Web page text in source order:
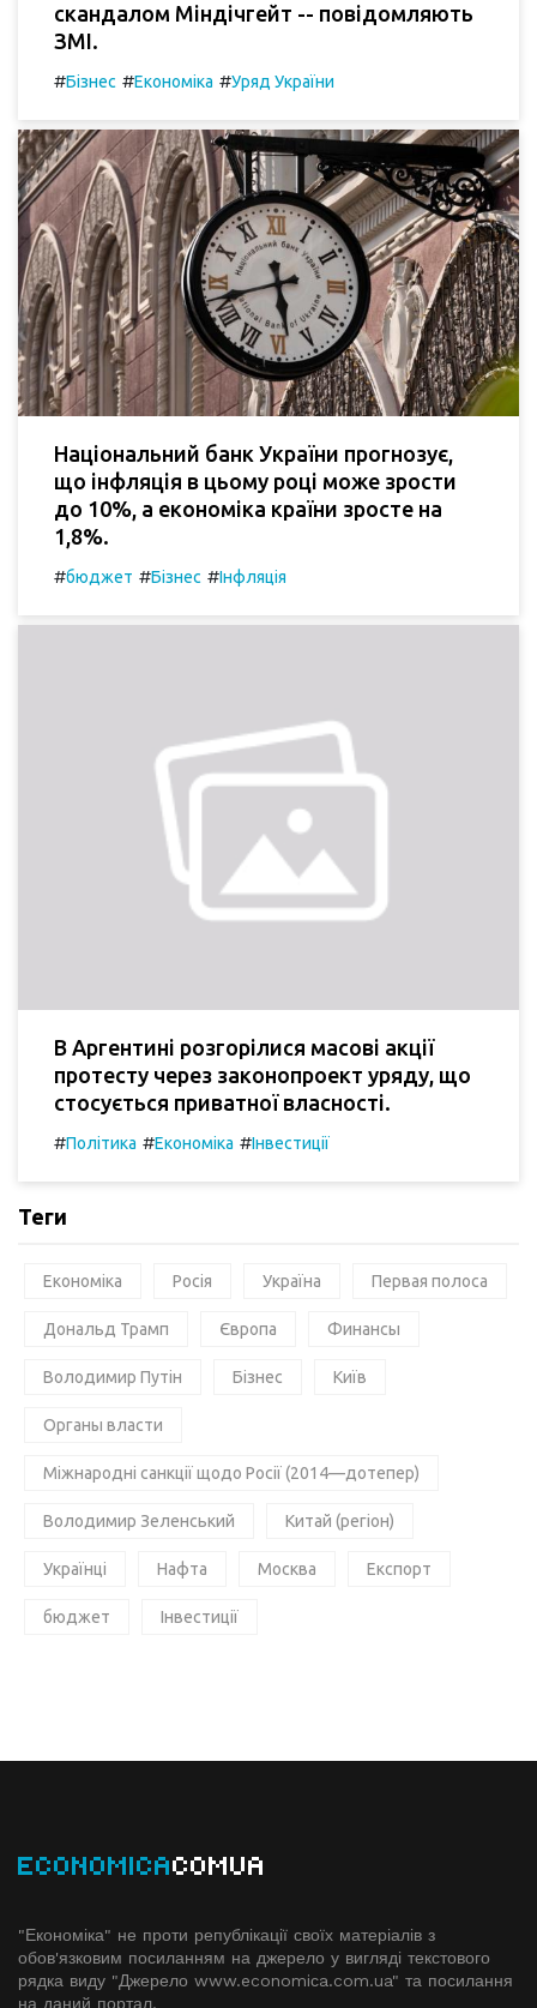
скандалом Міндічгейт -- повідомляють
ЗМІ.
#Бізнес #Економіка #Уряд України
Національний банк України прогнозує,
що інфляція в цьому році може зрости
до 10%, а економіка країни зросте на
1,8%.
#бюджет #Бізнес #Інфляція
В Аргентині розгорілися масові акції
протесту через законопроект уряду, що
стосується приватної власності.
#Політика #Економіка #Інвестиції
Теги
Економіка Росія Україна Первая полоса
Дональд Трамп Європа Финансы
Володимир Путін Бізнес Київ
Органы власти
Міжнародні санкції щодо Росії (2014—дотепер)
Володимир Зеленський Китай (регіон)
Українці Нафта Москва Експорт
бюджет Інвестиції
ECONOMICACOMUA
"Економіка" не проти републікації своїх матеріалів з
обов'язковим посиланням на джерело у вигляді текстового
рядка виду "Джерело www.economiсa.com.ua" та посилання
на даний портал.